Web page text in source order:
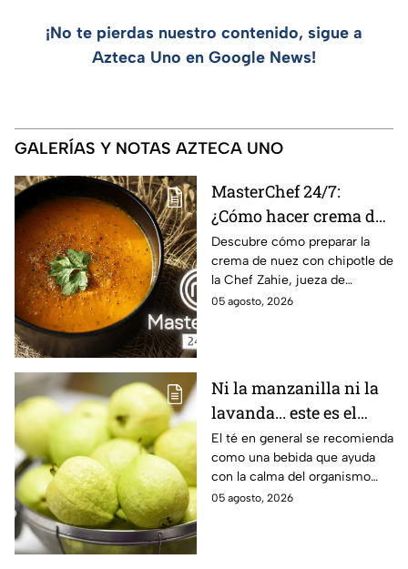
¡No te pierdas nuestro contenido, sigue a
Azteca Uno en Google News!
GALERÍAS Y NOTAS AZTECA UNO
MasterChef 24/7:
¿Cómo hacer crema de
nuez con chipotle? La
receta fácil y deliciosa
de la Chef Zahie Téllez
Descubre cómo preparar la
crema de nuez con chipotle de
la Chef Zahie, jueza de
MasterChef 24/7.
05 agosto, 2026
Ni la manzanilla ni la
lavanda... este es el
mejor té para bajar el
estrés
El té en general se recomienda
como una bebida que ayuda
con la calma del organismo
ante diversas adversidades.
05 agosto, 2026